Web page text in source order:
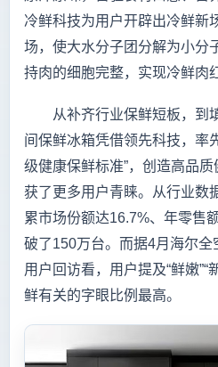
冷鲜科技为用户开辟出冷鲜新
场，使大水分子团分解为小分
持肉的细胞完整，实现冷鲜肉
从补齐行业保鲜短板，到
间保鲜冰箱凭借领先科技，率
级健康保鲜标准”，创造高品
获了更多用户青睐。从行业数
累市场份额达16.7%、年零售
破了150万台。而据4月海尔
用户回访看，用户提及“鲜嫩”“
鲜有关的字眼比例最高。